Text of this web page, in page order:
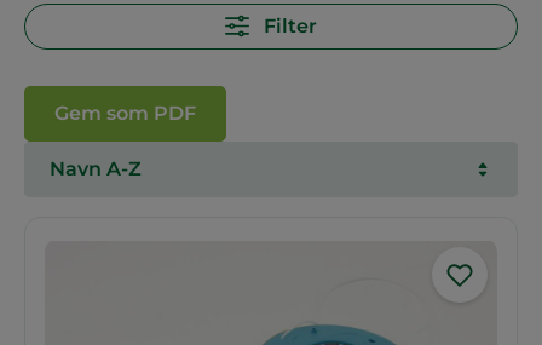
Filter
Gem som PDF